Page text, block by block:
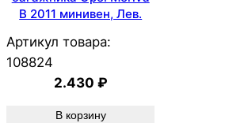
B 2011 минивен, Лев.
Артикул товара:
108824
2.430 ₽
В корзину